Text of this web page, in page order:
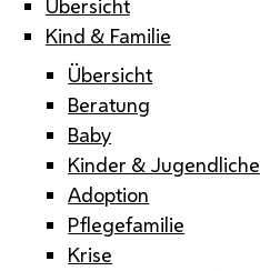
Kind & Familie
Übersicht
Beratung
Baby
Kinder & Jugendliche
Adoption
Pflegefamilie
Krise